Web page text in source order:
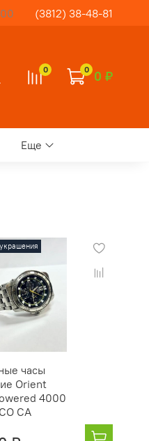
(3812) 38-48-81
0 0 0 ₽
Еще
часы
Orient
4000
CA